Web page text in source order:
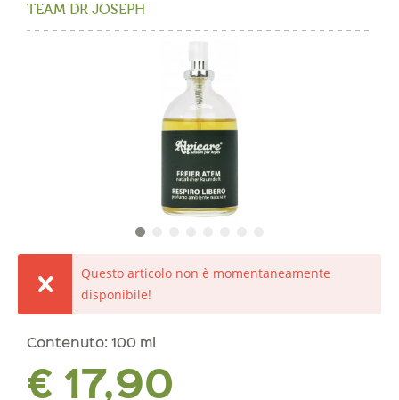
TEAM DR JOSEPH
Questo articolo non è momentaneamente
disponibile!
Contenuto: 100 ml
€ 17,90